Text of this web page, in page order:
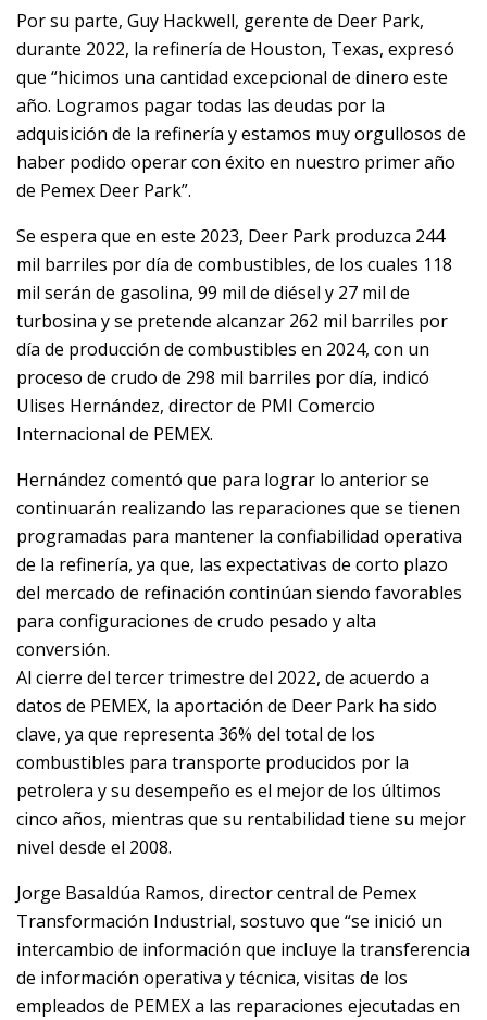
Por su parte, Guy Hackwell, gerente de Deer Park,
durante 2022, la refinería de Houston, Texas, expresó
que “hicimos una cantidad excepcional de dinero este
año. Logramos pagar todas las deudas por la
adquisición de la refinería y estamos muy orgullosos de
haber podido operar con éxito en nuestro primer año
de Pemex Deer Park”.
Se espera que en este 2023, Deer Park produzca 244
mil barriles por día de combustibles, de los cuales 118
mil serán de gasolina, 99 mil de diésel y 27 mil de
turbosina y se pretende alcanzar 262 mil barriles por
día de producción de combustibles en 2024, con un
proceso de crudo de 298 mil barriles por día, indicó
Ulises Hernández, director de PMI Comercio
Internacional de PEMEX.
Hernández comentó que para lograr lo anterior se
continuarán realizando las reparaciones que se tienen
programadas para mantener la confiabilidad operativa
de la refinería, ya que, las expectativas de corto plazo
del mercado de refinación continúan siendo favorables
para configuraciones de crudo pesado y alta
conversión.
Al cierre del tercer trimestre del 2022, de acuerdo a
datos de PEMEX, la aportación de Deer Park ha sido
clave, ya que representa 36% del total de los
combustibles para transporte producidos por la
petrolera y su desempeño es el mejor de los últimos
cinco años, mientras que su rentabilidad tiene su mejor
nivel desde el 2008.
Jorge Basaldúa Ramos, director central de Pemex
Transformación Industrial, sostuvo que “se inició un
intercambio de información que incluye la transferencia
de información operativa y técnica, visitas de los
empleados de PEMEX a las reparaciones ejecutadas en